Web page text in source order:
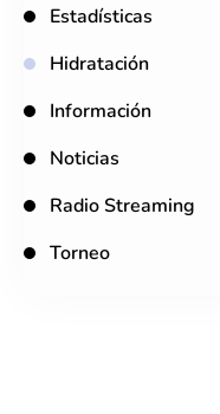
Estadísticas
Hidratación
Información
Noticias
Radio Streaming
Torneo